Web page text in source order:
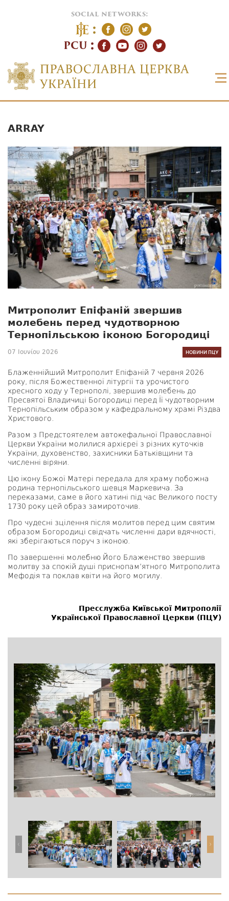
social networks:
PCU
ARRAY
Митрополит Епіфаній звершив
молебень перед чудотворною
Тернопільською іконою Богородиці
07 Ιουνίου 2026 НОВИНИ ПЦУ
Блаженнійший Митрополит Епіфаній 7 червня 2026
року, після Божественної літургії та урочистого
хресного ходу у Тернополі, звершив молебень до
Пресвятої Владичиці Богородиці перед Її чудотворним
Тернопільським образом у кафедральному храмі Різдва
Христового.
Разом з Предстоятелем автокефальної Православної
Церкви України молилися архієреї з різних куточків
України, духовенство, захисники Батьківщини та
численні віряни.
Цю ікону Божої Матері передала для храму побожна
родина тернопільського шевця Маркевича. За
переказами, саме в його хатині під час Великого посту
1730 року цей образ замироточив.
Про чудесні зцілення після молитов перед цим святим
образом Богородиці свідчать численні дари вдячності,
які зберігаються поруч з іконою.
По завершенні молебню Його Блаженство звершив
молитву за спокій душі приснопамʼятного Митрополита
Мефодія та поклав квіти на його могилу.
Пресслужба Київської Митрополії
Української Православної Церкви (ПЦУ)